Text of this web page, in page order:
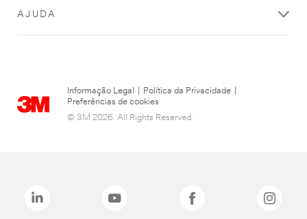
AJUDA
Informação Legal Política da Privacidade
Preferências de cookies
© 3M 2026. All Rights Reserved.